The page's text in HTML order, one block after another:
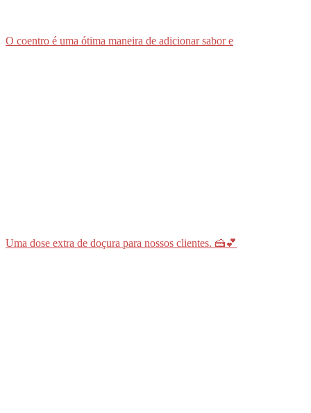
O coentro é uma ótima maneira de adicionar sabor e
Uma dose extra de doçura para nossos clientes. 🍰💕